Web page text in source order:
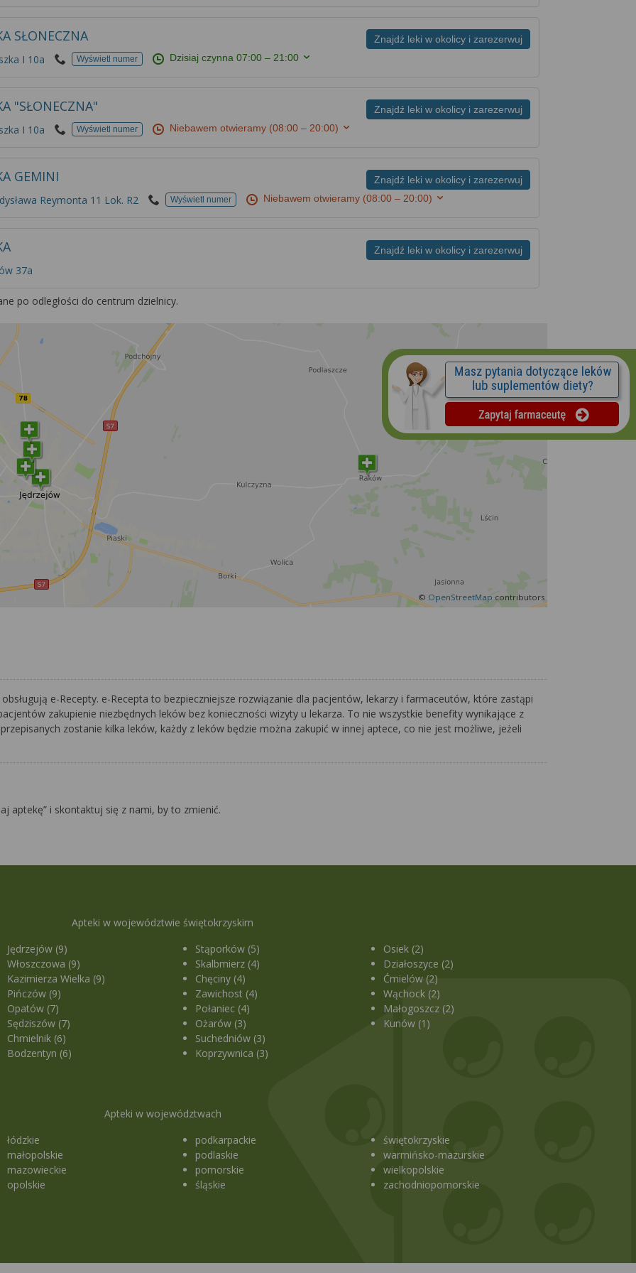
Znajdź leki w okolicy i zarezerwuj
SŁONECZNA
I 10a Wyświetl numer Dzisiaj czynna07:00 – 21:00
Znajdź leki w okolicy i zarezerwuj
"SŁONECZNA"
I 10a Wyświetl numer Niebawem otwieramy (08:00 – 20:00)
Znajdź leki w okolicy i zarezerwuj
GEMINI
Reymonta 11 Lok. R2 Wyświetl numer Niebawem otwieramy (08:00 – 20:00)
Znajdź leki w okolicy i zarezerwuj
37a
po odległości do centrum dzielnicy.
© OpenStreetMap contributors
e-Recepty. e-Recepta to bezpieczniejsze rozwiązanie dla pacjentów, lekarzy i farmaceutów, które zastąpi
zakupienie niezbędnych leków bez konieczności wizyty u lekarza. To nie wszystkie benefity wynikające z
zostanie kilka leków, każdy z leków będzie można zakupić w innej aptece, co nie jest możliwe, jeżeli
aptekę” i skontaktuj się z nami, by to zmienić.
Apteki w województwie świętokrzyskim
Jędrzejów (9)
Włoszczowa (9)
Kazimierza Wielka (9)
Pińczów (9)
Opatów (7)
Sędziszów (7)
Chmielnik (6)
Bodzentyn (6)
Stąporków (5)
Skalbmierz (4)
Chęciny (4)
Zawichost (4)
Połaniec (4)
Ożarów (3)
Suchedniów (3)
Koprzywnica (3)
Osiek (2)
Działoszyce (2)
Ćmielów (2)
Wąchock (2)
Małogoszcz (2)
Kunów (1)
Apteki w województwach
łódzkie
małopolskie
mazowieckie
opolskie
podkarpackie
podlaskie
pomorskie
śląskie
świętokrzyskie
warmińsko-mazurskie
wielkopolskie
zachodniopomorskie